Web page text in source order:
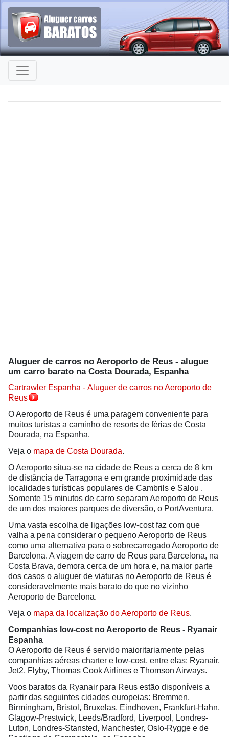
Aluguer de carros no Aeroporto de Reus - alugue
um carro barato na Costa Dourada, Espanha
Cartrawler Espanha - Aluguer de carros no Aeroporto de
Reus
O Aeroporto de Reus é uma paragem conveniente para
muitos turistas a caminho de resorts de férias de Costa
Dourada, na Espanha.
Veja o mapa de Costa Dourada.
O Aeroporto situa-se na cidade de Reus a cerca de 8 km
de distância de Tarragona e em grande proximidade das
localidades turísticas populares de Cambrils e Salou .
Somente 15 minutos de carro separam Aeroporto de Reus
de um dos maiores parques de diversão, o PortAventura.
Uma vasta escolha de ligações low-cost faz com que
valha a pena considerar o pequeno Aeroporto de Reus
como uma alternativa para o sobrecarregado Aeroporto de
Barcelona. A viagem de carro de Reus para Barcelona, na
Costa Brava, demora cerca de um hora e, na maior parte
dos casos o aluguer de viaturas no Aeroporto de Reus é
consideravelmente mais barato do que no vizinho
Aeroporto de Barcelona.
Veja o mapa da localização do Aeroporto de Reus.
Companhias low-cost no Aeroporto de Reus - Ryanair
Espanha
O Aeroporto de Reus é servido maioritariamente pelas
companhias aéreas charter e low-cost, entre elas: Ryanair,
Jet2, Flyby, Thomas Cook Airlines e Thomson Airways.
Voos baratos da Ryanair para Reus estão disponíveis a
partir das seguintes cidades europeias: Bremmen,
Birmingham, Bristol, Bruxelas, Eindhoven, Frankfurt-Hahn,
Glagow-Prestwick, Leeds/Bradford, Liverpool, Londres-
Luton, Londres-Stansted, Manchester, Oslo-Rygge e de